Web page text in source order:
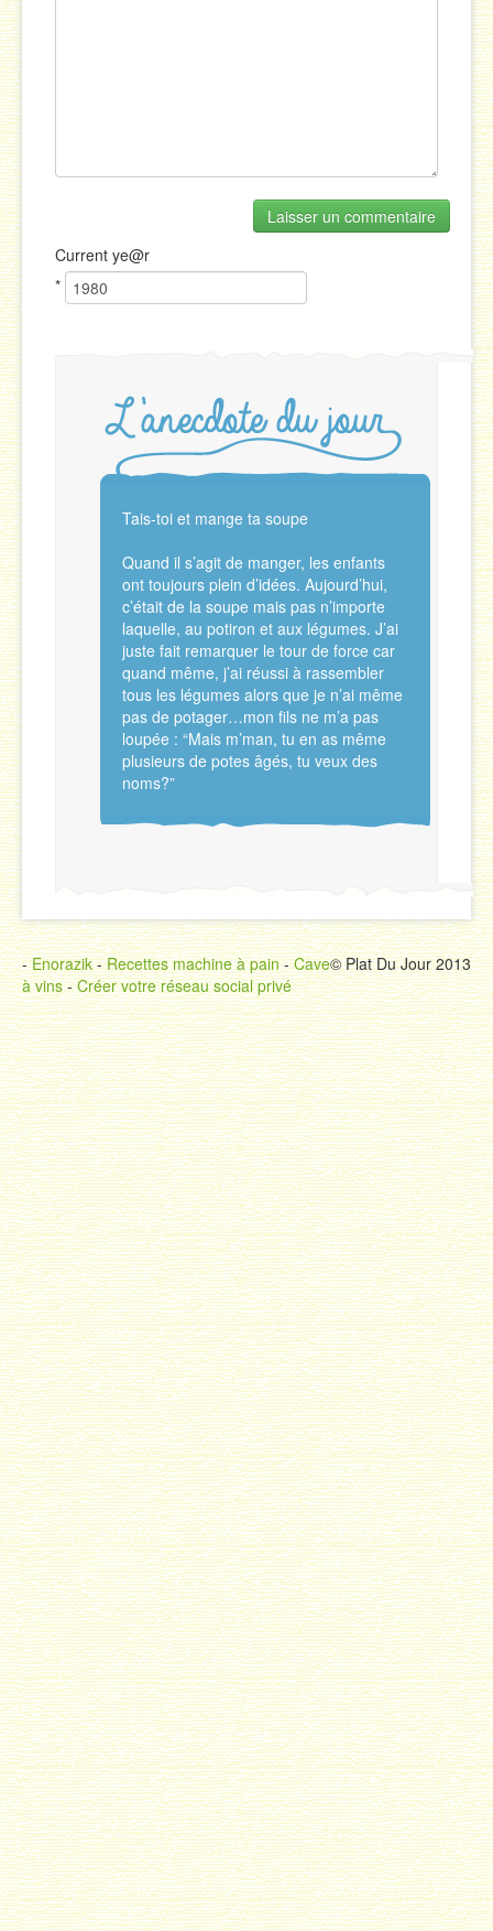
Current ye@r
*
Tais-toi et mange ta soupe
Quand il s’agit de manger, les enfants
ont toujours plein d’idées. Aujourd’hui,
c’était de la soupe mais pas n’importe
laquelle, au potiron et aux légumes. J’ai
juste fait remarquer le tour de force car
quand même, j’ai réussi à rassembler
tous les légumes alors que je n’ai même
pas de potager…mon fils ne m’a pas
loupée : “Mais m’man, tu en as même
plusieurs de potes âgés, tu veux des
noms?”
© Plat Du Jour 2013
-Enorazik-Recettes machine à pain-Cave
à vins-Créer votre réseau social privé